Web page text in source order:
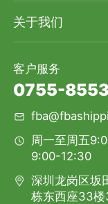
关于我们
客户服务
0755-
周一至周五
9:00-12:30
深圳龙岗区坂
栋东西座33